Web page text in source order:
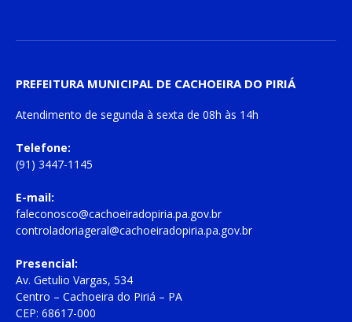
PREFEITURA MUNICIPAL DE CACHOEIRA DO PIRIÁ
Atendimento de segunda à sexta de 08h às 14h
Telefone:
(91) 3447-1145
E-mail:
faleconosco@cachoeiradopiria.pa.gov.br
controladoriageral@cachoeiradopiria.pa.gov.br
Presencial:
Av. Getulio Vargas, 534
Centro – Cachoeira do Piriá – PA
CEP: 68617-000